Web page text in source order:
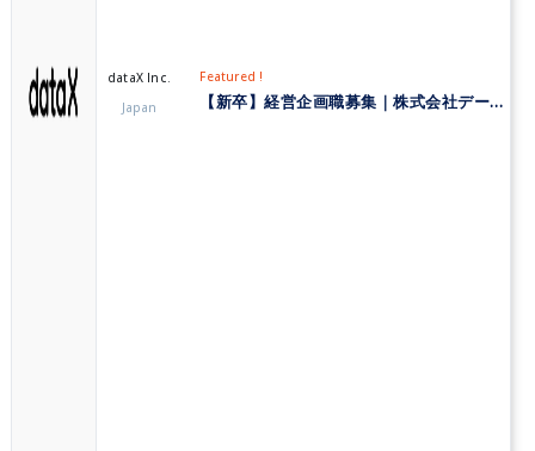
dataX Inc.
Japan
Featured !
【新卒】経営企画職募集｜株式会社データX